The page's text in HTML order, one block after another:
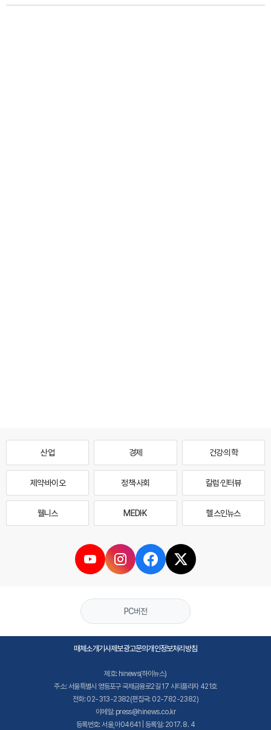
산업 경제 건강·의학
제약·바이오 정책·사회 칼럼·인터뷰
웰니스 MEDI·K 헬스인뉴스
PC버전
매체소개기사제보광고문의개인정보처리방침
제호: hinews(하이뉴스)
주소: 서울특별시 영등포구 국제금융로2길 17 시티플라자 421호
전화: 02-313-2382(편집국: 02-782-2382)
이메일: press@hinews.co.kr
등록번호: 서울,아04641 | 등록일: 2017. 8. 4